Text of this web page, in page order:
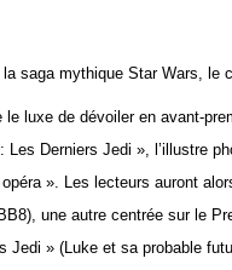
saga mythique Star Wars,
le luxe de dévoiler en avant-
Derniers Jedi », l’illustre
». Les lecteurs auront
une autre centrée sur le
Jedi » (Luke et sa probable